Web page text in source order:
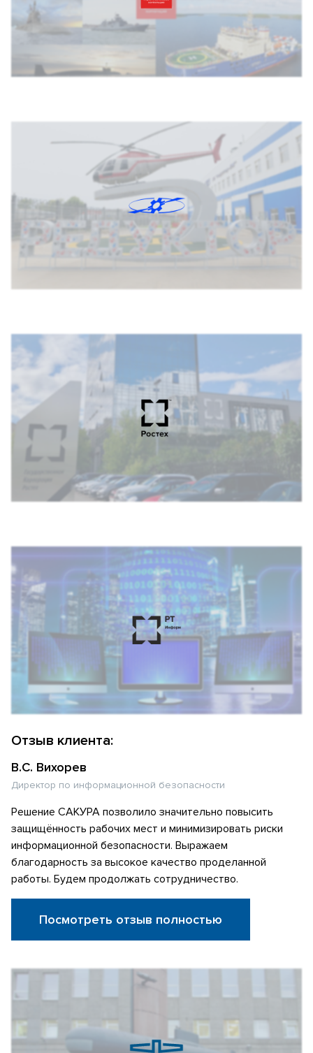
Отзыв клиента:
В.С. Вихорев
Директор по информационной безопасности
Решение САКУРА позволило значительно повысить
защищённость рабочих мест и минимизировать риски
информационной безопасности. Выражаем
благодарность за высокое качество проделанной
работы. Будем продолжать сотрудничество.
Посмотреть отзыв полностью